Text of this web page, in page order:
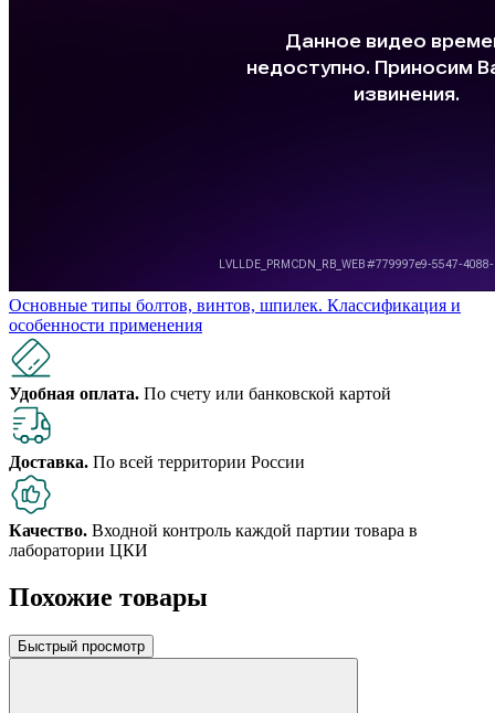
Основные типы болтов, винтов, шпилек. Классификация и
особенности применения
Удобная оплата. По счету или банковской картой
Доставка. По всей территории России
Качество. Входной контроль каждой партии товара в
лаборатории ЦКИ
Похожие товары
Быстрый просмотр